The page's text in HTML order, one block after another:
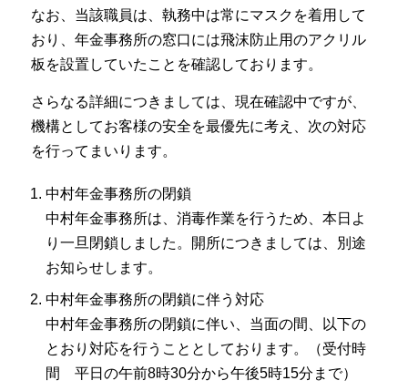
なお、当該職員は、執務中は常にマスクを着用して
おり、年金事務所の窓口には飛沫防止用のアクリル
板を設置していたことを確認しております。
さらなる詳細につきましては、現在確認中ですが、
機構としてお客様の安全を最優先に考え、次の対応
を行ってまいります。
中村年金事務所の閉鎖
中村年金事務所は、消毒作業を行うため、本日よ
り一旦閉鎖しました。開所につきましては、別途
お知らせします。
中村年金事務所の閉鎖に伴う対応
中村年金事務所の閉鎖に伴い、当面の間、以下の
とおり対応を行うこととしております。（受付時
間 平日の午前8時30分から午後5時15分まで）